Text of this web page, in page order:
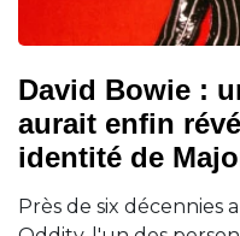
David Bowie :
aurait enfin
identité de
Près de six décennies